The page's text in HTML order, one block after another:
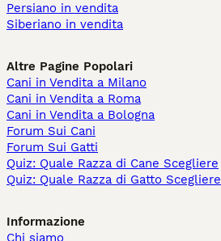
Persiano in vendita
Siberiano in vendita
Altre Pagine Popolari
Cani in Vendita a Milano
Cani in Vendita a Roma
Cani in Vendita a Bologna
Forum Sui Cani
Forum Sui Gatti
Quiz: Quale Razza di Cane Scegliere
Quiz: Quale Razza di Gatto Scegliere
Informazione
Chi siamo